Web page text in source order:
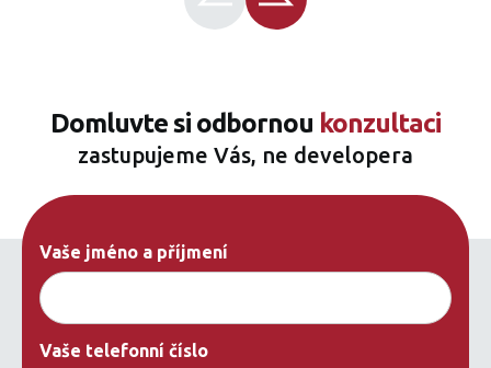
Domluvte si odbornou konzultaci
zastupujeme Vás, ne developera
Vaše jméno a příjmení
Vaše telefonní číslo